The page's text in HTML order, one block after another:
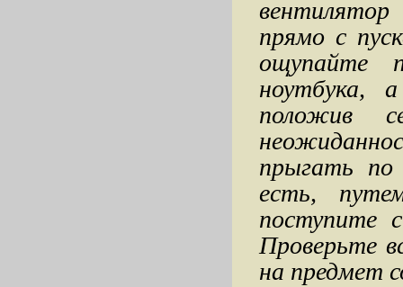
прямо с
ощупайте
ноутбука,
положив
прыгать по
есть,
поступите
Проверьте
на предмет